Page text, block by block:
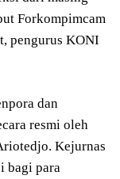
Forkompimcam
pengurus KONI
dan
resmi oleh
Kejurnas
bagi para